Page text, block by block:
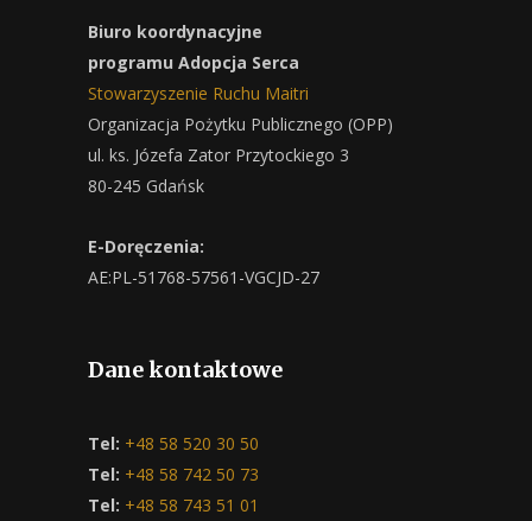
Biuro koordynacyjne
programu Adopcja Serca
Stowarzyszenie Ruchu Maitri
Organizacja Pożytku Publicznego (OPP)
ul. ks. Józefa Zator Przytockiego 3
80-245 Gdańsk
E-Doręczenia:
AE:PL-51768-57561-VGCJD-27
Dane kontaktowe
Tel: +48 58 520 30 50
Tel: +48 58 742 50 73
Tel: +48 58 743 51 01